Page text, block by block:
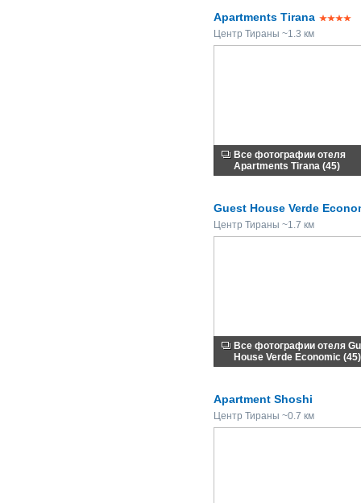
Apartments Tirana
Центр Тираны ~1.3 км
Все фотографии отеля
Apartments Tirana (45)
Guest House Verde
Центр Тираны ~1.7 км
Все фотографии отеля
House Verde Economic (45)
Apartment Shoshi
Центр Тираны ~0.7 км